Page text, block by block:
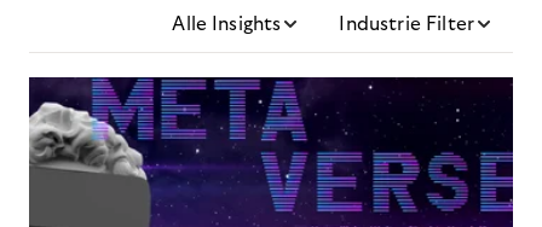
Alle Insights Industrie Filter